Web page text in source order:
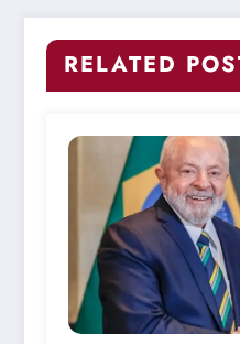
RELATED